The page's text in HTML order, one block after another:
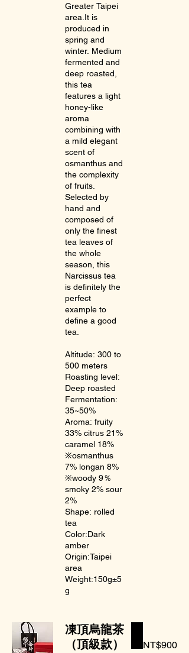
Greater Taipei
area.It is
produced in
spring and
winter. Medium
fermented and
deep roasted,
this tea
features a light
honey-like
aroma
combining with
a mild elegant
scent of
osmanthus and
the complexity
of fruits.
Selected by
hand and
composed of
only the finest
tea leaves of
the whole
season, this
Narcissus tea
is definitely the
perfect
example to
define a good
tea.
Altitude: 300 to
500 meters
Roasting level:
Deep roasted
Fermentation:
35~50%
Aroma: fruity
33% citrus 21%
caramel 18%
※osmanthus
7% longan 8%
※woody 9％
smoky 2% sour
2%
Shape: rolled
tea
Color:Dark
amber
Origin:Taipei
area
Weight:150g±5
g
凍頂烏龍茶
（頂級款）
NT$900